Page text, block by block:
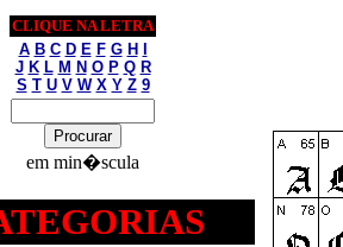
CLIQUE NA LETRA
A B C D E F G H
J K L M N O P Q R
S T U V W X Y Z 9
em min�scula